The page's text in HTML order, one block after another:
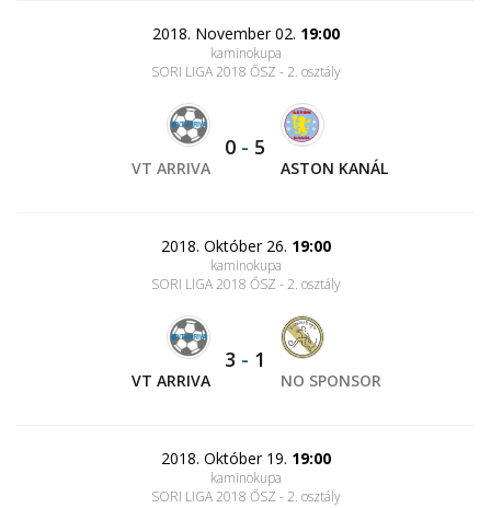
2018. November 02. 19:00
kaminokupa
SORI LIGA 2018 ŐSZ - 2. osztály
VT ARRIVA
0 - 5
ASTON KANÁL
2018. Október 26. 19:00
kaminokupa
SORI LIGA 2018 ŐSZ - 2. osztály
VT ARRIVA
3 - 1
NO SPONSOR
2018. Október 19. 19:00
kaminokupa
SORI LIGA 2018 ŐSZ - 2. osztály